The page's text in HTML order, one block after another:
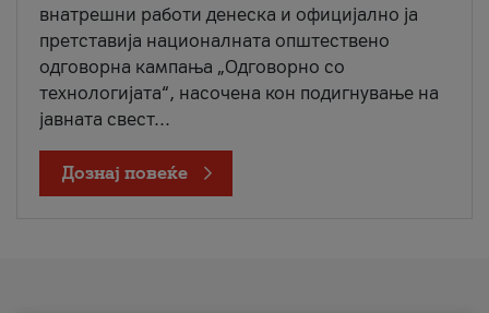
внатрешни работи денеска и официјално ја
претставија националната општествено
одговорна кампања „Одговорно со
технологијата“, насочена кон подигнување на
јавната свест...
Дознај повеќе